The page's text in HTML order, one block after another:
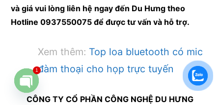
và giá vui lòng liên hệ ngay đến Du Hưng theo
Hotline 0937550075 để được tư vấn và hỗ trợ.
Xem thêm: Top loa bluetooth có mic
đàm thoại cho họp trực tuyến
CÔNG TY CỔ PHẦN CÔNG NGHỆ DU HƯNG
Open
1